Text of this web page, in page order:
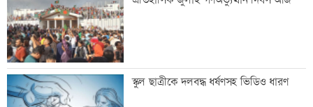
নির্যাতন করা হয়েছিল’
‘জুলাই জাদুঘরে কোনো ধরনের দলীয়
ইতিহাস দেখতে চাই না’
স্কুল ছাত্রীকে দলবদ্ধ ধর্ষণসহ ভিডিও ধারণ